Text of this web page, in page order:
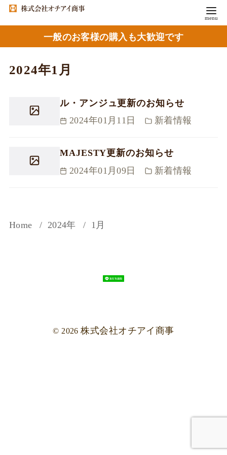
一般のお客様の購入も大歓迎です
2024年1月
ル・アンジュ更新のお知らせ
2024年01月11日
新着情報
MAJESTY更新のお知らせ
2024年01月09日
新着情報
Home 2024年 1月
© 2026株式会社オチアイ商事